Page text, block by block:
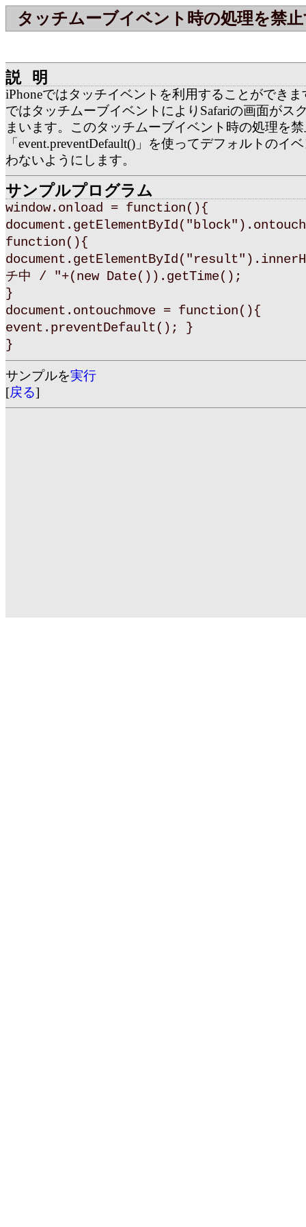
タッチムーブイベント時の処理を禁
説明
iPhoneではタッチイベントを利用することができ
ではタッチムーブイベントによりSafariの画面がス
まいます。このタッチムーブイベント時の処理を
「event.preventDefault()」を使ってデフォルトのイ
わないようにします。
サンプルプログラム
window.onload = function(){
function(){
チ中 / "+(new Date()).getTime();
}
document.ontouchmove = function(){
event.preventDefault(); }
}
サンプルを実行
[戻る]